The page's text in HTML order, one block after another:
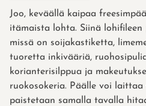
Joo, keväällä kaipaa
itämaista lohta. Siinä lohifileen
missä on soijakastiketta,
tuoretta inkivääriä,
korianterisilppua ja
ruokosokeria. Päälle voi laittaa
paistetaan samalla tavalla